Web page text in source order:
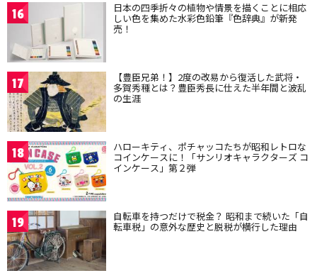
16 日本の四季折々の植物や情景を描くことに相応
しい色を集めた水彩色鉛筆『色辞典』が新発
売！
17 【豊臣兄弟！】2度の改易から復活した武将・
多賀秀種とは？豊臣秀長に仕えた半年間と波乱
の生涯
18 ハローキティ、ポチャッコたちが昭和レトロな
コインケースに！「サンリオキャラクターズ コ
インケース」第２弾
19 自転車を持つだけで税金？ 昭和まで続いた「自
転車税」の意外な歴史と脱税が横行した理由